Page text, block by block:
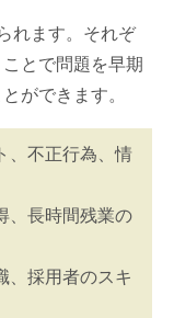
れます。それぞ
とで問題を早期
ができます。
、不正行為、情
、長時間残業の
、採用者のスキ